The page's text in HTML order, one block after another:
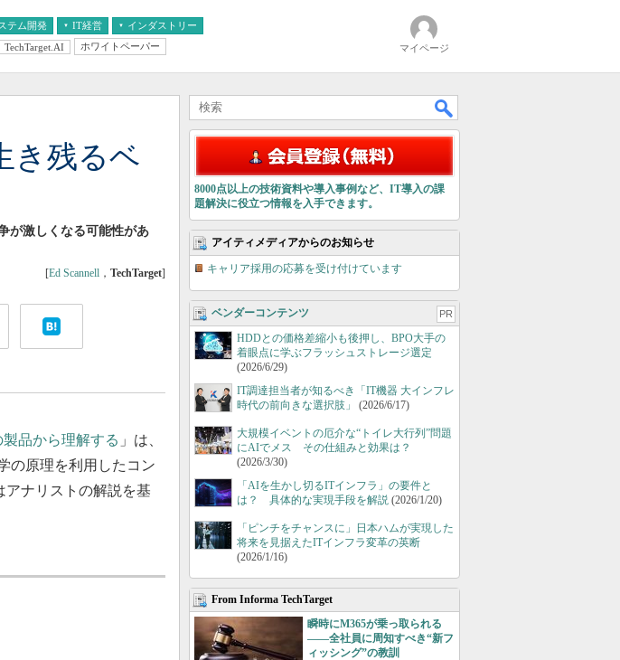
テム開発 IT経営 インダストリー
TechTarget.AI ホワイトペーパー マイページ
き残るベ
が激しくなる可能性があ
[Ed Scannell ， TechTarget]
品から理解する 」は、
の原理を利用したコン
アナリストの解説を基
8000点以上の技術資料や導入事例など、IT導入の課
題解決に役立つ情報を入手できます。
アイティメディアからのお知らせ
キャリア採用の応募を受け付けています
ベンダーコンテンツ PR
HDDとの価格差縮小も後押し、BPO大手の
着眼点に学ぶフラッシュストレージ選定
(2026/6/29)
IT調達担当者が知るべき「IT機器 大インフレ
時代の前向きな選択肢」
(2026/6/17)
大規模イベントの厄介な“トイレ大行列”問題
にAIでメス その仕組みと効果は？
(2026/3/30)
「AIを生かし切るITインフラ」の要件と
は？ 具体的な実現手段を解説 (2026/1/20)
「ピンチをチャンスに」日本ハムが実現した
将来を見据えたITインフラ変革の英断
(2026/1/16)
From Informa TechTarget
瞬時にM365が乗っ取られる
――全社員に周知すべき“新フ
ィッシング”の教訓